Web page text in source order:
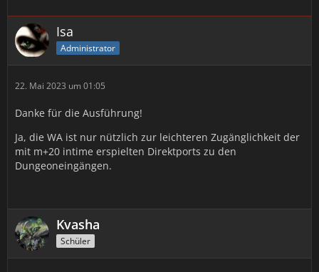
Isa
Administrator
22. Mai 2023 um 01:05
Danke für die Ausführung!
Ja, die WA ist nur nützlich zur leichteren Zugänglichkeit der
mit m+20 intime erspielten Direktports zu den
Dungeoneingängen.
Kvasha
Schüler